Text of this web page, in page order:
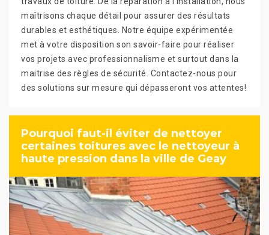
maîtrisons chaque détail pour assurer des résultats
durables et esthétiques. Notre équipe expérimentée
met à votre disposition son savoir-faire pour réaliser
vos projets avec professionnalisme et surtout dans la
maitrise des règles de sécurité. Contactez-nous pour
des solutions sur mesure qui dépasseront vos attentes!
Pourquoi faut-il éviter de nettoyer
certaines toitures avec le nettoyeur à
haute pression dans la ville de Geay